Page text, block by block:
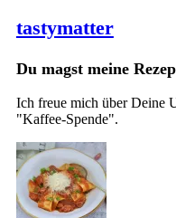
tastymatter
Du magst meine
Ich freue mich über Deine
"Kaffee-Spende".